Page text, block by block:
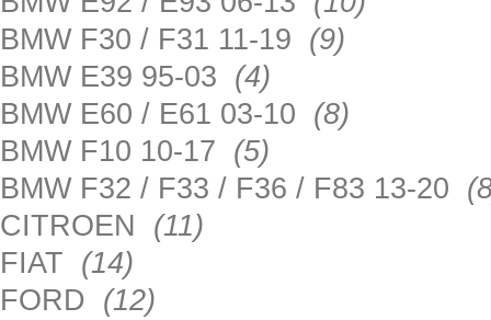
BMW F30 / F31 11-19 (9)
BMW E39 95-03 (4)
BMW E60 / E61 03-10 (8)
BMW F10 10-17 (5)
BMW F32 / F33 / F36 / F83 13-20
CITROEN (11)
FIAT (14)
FORD (12)